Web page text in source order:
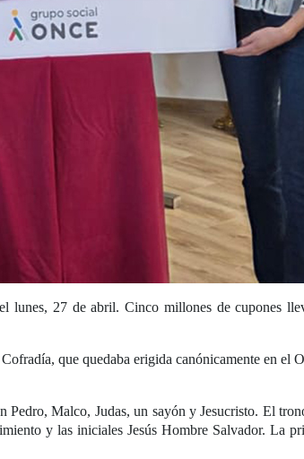
27 de abril. Cinco millones de cupones
que quedaba erigida canónicamente en el
Malco, Judas, un sayón y Jesucristo. El
y las iniciales Jesús Hombre Salvador. La